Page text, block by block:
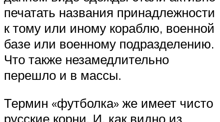
печатать названия принадлежности
к тому или иному кораблю, военной
базе или военному подразделению.
Что также незамедлительно
перешло и в массы.
Термин «футболка» же имеет чисто
русские корни. И, как видно из